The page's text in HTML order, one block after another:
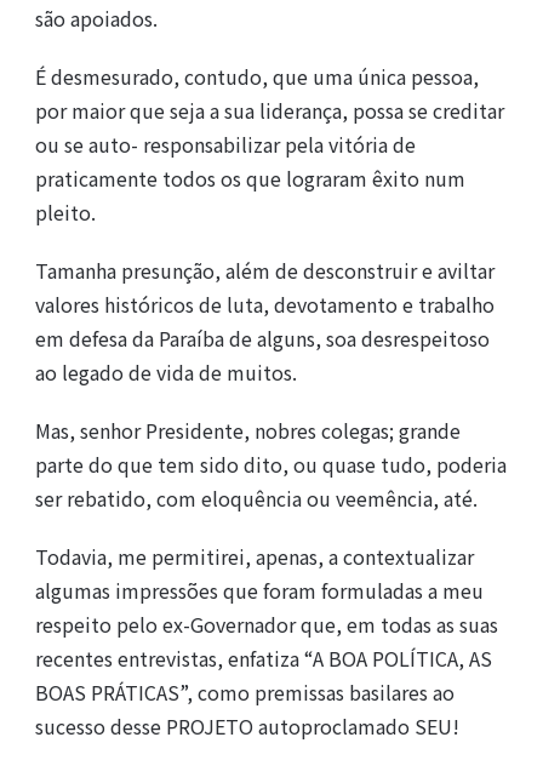
são apoiados.
É desmesurado, contudo, que uma única pessoa,
por maior que seja a sua liderança, possa se creditar
ou se auto- responsabilizar pela vitória de
praticamente todos os que lograram êxito num
pleito.
Tamanha presunção, além de desconstruir e aviltar
valores históricos de luta, devotamento e trabalho
em defesa da Paraíba de alguns, soa desrespeitoso
ao legado de vida de muitos.
Mas, senhor Presidente, nobres colegas; grande
parte do que tem sido dito, ou quase tudo, poderia
ser rebatido, com eloquência ou veemência, até.
Todavia, me permitirei, apenas, a contextualizar
algumas impressões que foram formuladas a meu
respeito pelo ex-Governador que, em todas as suas
recentes entrevistas, enfatiza “A BOA POLÍTICA, AS
BOAS PRÁTICAS”, como premissas basilares ao
sucesso desse PROJETO autoproclamado SEU!